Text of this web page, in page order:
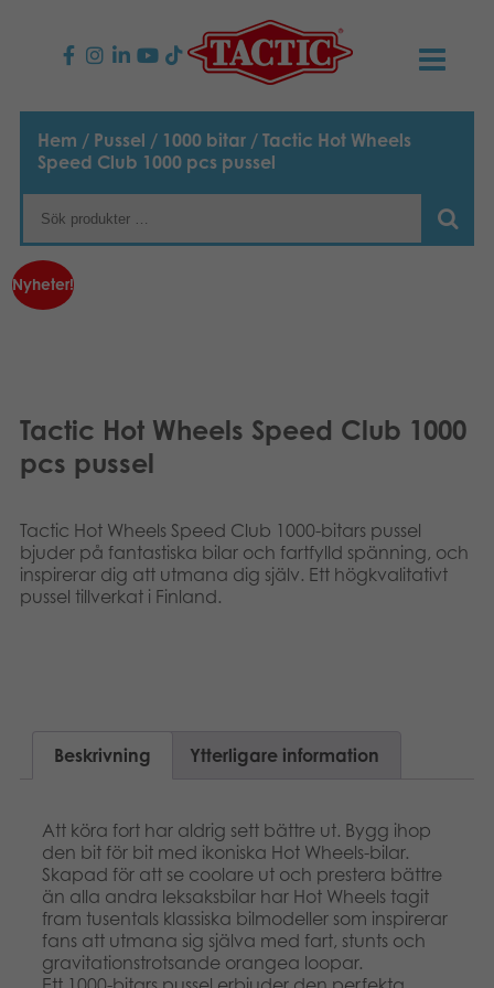
PRODUKTER
Barnspel
Vuxenspel
Leksaker
Böcker
Arkiverade produkter
NYHETER
TACTIC
Uppförandekod
KONTAKTER
Media
Suomi
Norsk
Hem / Pussel / 1000 bitar / Tactic Hot Wheels
Speed Club 1000 pcs pussel
Nyheter!
Tactic Hot Wheels Speed Club 1000
pcs pussel
Tactic Hot Wheels Speed Club 1000-bitars pussel
bjuder på fantastiska bilar och fartfylld spänning, och
inspirerar dig att utmana dig själv. Ett högkvalitativt
pussel tillverkat i Finland.
Beskrivning Ytterligare information
Att köra fort har aldrig sett bättre ut. Bygg ihop
den bit för bit med ikoniska Hot Wheels-bilar.
Skapad för att se coolare ut och prestera bättre
än alla andra leksaksbilar har Hot Wheels tagit
fram tusentals klassiska bilmodeller som inspirerar
fans att utmana sig själva med fart, stunts och
gravitationstrotsande orangea loopar.